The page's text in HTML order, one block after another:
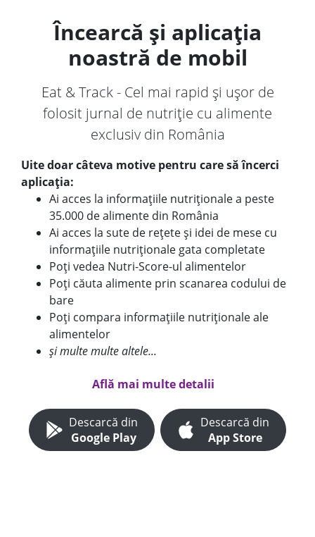
Încearcă și aplicația
noastră de mobil
Eat & Track - Cel mai rapid și ușor de
folosit jurnal de nutriție cu alimente
exclusiv din România
Uite doar câteva motive pentru care să încerci
aplicația:
Ai acces la informațiile nutriționale a peste
35.000 de alimente din România
Ai acces la sute de rețete și idei de mese cu
informațiile nutriționale gata completate
Poți vedea Nutri-Score-ul alimentelor
Poți căuta alimente prin scanarea codului de
bare
Poți compara informațiile nutriționale ale
alimentelor
și multe multe altele...
Află mai multe detalii
Descarcă din
Google Play
Descarcă din
App Store